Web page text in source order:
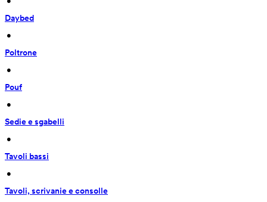
Daybed
•
Poltrone
•
Pouf
•
Sedie e sgabelli
•
Tavoli bassi
•
Tavoli, scrivanie e consolle